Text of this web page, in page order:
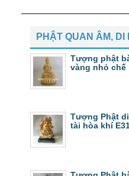
PHẬT QUAN ÂM, DI
Tượng phật
vàng nhỏ chế
Tượng Phật
tài hòa khí